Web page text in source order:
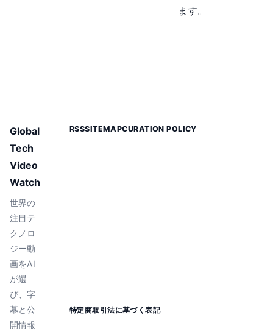
ます。
Global
Tech
Video
Watch
世界の
注目テ
クノロ
ジー動
画をAI
が選
び、字
幕と公
開情報
RSSSITEMAPCURATION POLICY
特定商取引法に基づく表記